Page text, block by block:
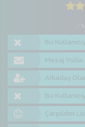
/
Bu
Mesaj Yolla
Arkadaş
Bu
Çarpıldım